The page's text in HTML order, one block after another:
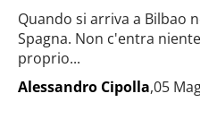
Quando si arriva a Bilbao
Spagna. Non c'entra
proprio...
Alessandro Cipolla,05